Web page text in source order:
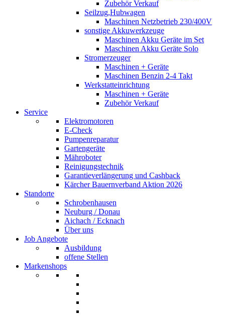
Zubehör Verkauf
Seilzug,Hubwagen
Maschinen Netzbetrieb 230/400V
sonstige Akkuwerkzeuge
Maschinen Akku Geräte im Set
Maschinen Akku Geräte Solo
Stromerzeuger
Maschinen + Geräte
Maschinen Benzin 2-4 Takt
Werkstatteinrichtung
Maschinen + Geräte
Zubehör Verkauf
Service
Elektromotoren
E-Check
Pumpenreparatur
Gartengeräte
Mähroboter
Reinigungstechnik
Garantieverlängerung und Cashback
Kärcher Bauernverband Aktion 2026
Standorte
Schrobenhausen
Neuburg / Donau
Aichach / Ecknach
Über uns
Job Angebote
Ausbildung
offene Stellen
Markenshops